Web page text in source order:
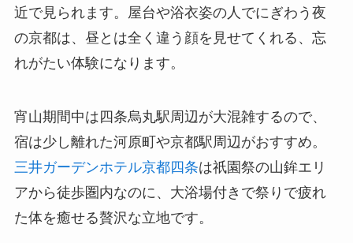
近で見られます。屋台や浴衣姿の人でにぎわう夜
の京都は、昼とは全く違う顔を見せてくれる、忘
れがたい体験になります。
宵山期間中は四条烏丸駅周辺が大混雑するので、
宿は少し離れた河原町や京都駅周辺がおすすめ。
三井ガーデンホテル京都四条は祇園祭の山鉾エリ
アから徒歩圏内なのに、大浴場付きで祭りで疲れ
た体を癒せる贅沢な立地です。